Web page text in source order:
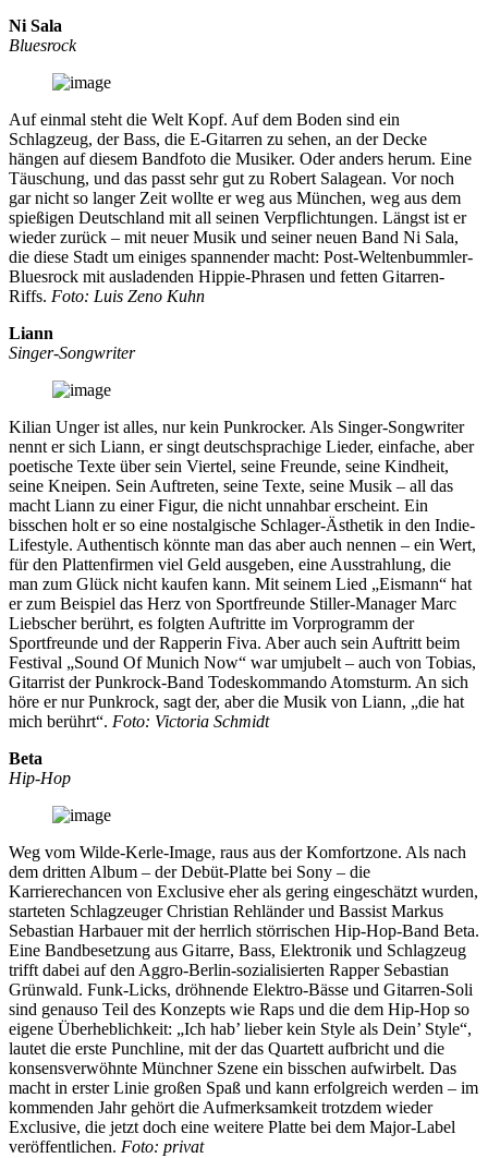
Ni Sala
Bluesrock
Auf einmal steht die Welt Kopf. Auf dem Boden sind ein
Schlagzeug, der Bass, die E-Gitarren zu sehen, an der Decke
hängen auf diesem Bandfoto die Musiker. Oder anders herum. Eine
Täuschung, und das passt sehr gut zu Robert Salagean. Vor noch
gar nicht so langer Zeit wollte er weg aus München, weg aus dem
spießigen Deutschland mit all seinen Verpflichtungen. Längst ist er
wieder zurück – mit neuer Musik und seiner neuen Band Ni Sala,
die diese Stadt um einiges spannender macht: Post-Weltenbummler-
Bluesrock mit ausladenden Hippie-Phrasen und fetten Gitarren-
Riffs. Foto: Luis Zeno Kuhn
Liann
Singer-Songwriter
Kilian Unger ist alles, nur kein Punkrocker. Als Singer-Songwriter
nennt er sich Liann, er singt deutschsprachige Lieder, einfache, aber
poetische Texte über sein Viertel, seine Freunde, seine Kindheit,
seine Kneipen. Sein Auftreten, seine Texte, seine Musik – all das
macht Liann zu einer Figur, die nicht unnahbar erscheint. Ein
bisschen holt er so eine nostalgische Schlager-Ästhetik in den Indie-
Lifestyle. Authentisch könnte man das aber auch nennen – ein Wert,
für den Plattenfirmen viel Geld ausgeben, eine Ausstrahlung, die
man zum Glück nicht kaufen kann. Mit seinem Lied „Eismann“ hat
er zum Beispiel das Herz von Sportfreunde Stiller-Manager Marc
Liebscher berührt, es folgten Auftritte im Vorprogramm der
Sportfreunde und der Rapperin Fiva. Aber auch sein Auftritt beim
Festival „Sound Of Munich Now“ war umjubelt – auch von Tobias,
Gitarrist der Punkrock-Band Todeskommando Atomsturm. An sich
höre er nur Punkrock, sagt der, aber die Musik von Liann, „die hat
mich berührt“. Foto: Victoria Schmidt
Beta
Hip-Hop
Weg vom Wilde-Kerle-Image, raus aus der Komfortzone. Als nach
dem dritten Album – der Debüt-Platte bei Sony – die
Karrierechancen von Exclusive eher als gering eingeschätzt wurden,
starteten Schlagzeuger Christian Rehländer und Bassist Markus
Sebastian Harbauer mit der herrlich störrischen Hip-Hop-Band Beta.
Eine Bandbesetzung aus Gitarre, Bass, Elektronik und Schlagzeug
trifft dabei auf den Aggro-Berlin-sozialisierten Rapper Sebastian
Grünwald. Funk-Licks, dröhnende Elektro-Bässe und Gitarren-Soli
sind genauso Teil des Konzepts wie Raps und die dem Hip-Hop so
eigene Überheblichkeit: „Ich hab’ lieber kein Style als Dein’ Style“,
lautet die erste Punchline, mit der das Quartett aufbricht und die
konsensverwöhnte Münchner Szene ein bisschen aufwirbelt. Das
macht in erster Linie großen Spaß und kann erfolgreich werden – im
kommenden Jahr gehört die Aufmerksamkeit trotzdem wieder
Exclusive, die jetzt doch eine weitere Platte bei dem Major-Label
veröffentlichen. Foto: privat